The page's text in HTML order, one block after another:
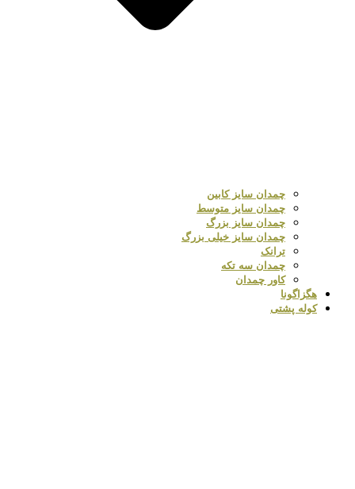
چمدان سایز کابین
چمدان سایز متوسط
چمدان سایز بزرگ
چمدان سایز خیلی بزرگ
ترانک
چمدان سه تکه
کاور چمدان
هگزاگونا
کوله پشتی